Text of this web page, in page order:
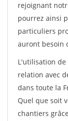
rejoignant
pourrez ainsi
particuliers
auront besoin
L'utilisation
relation avec
dans toute la
Quel que soit
chantiers